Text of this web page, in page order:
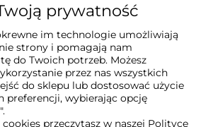
prywatność
im technologie umożliwiają
strony i pomagają nam
do Twoich potrzeb. Możesz
przez nas wszystkich
do sklepu lub dostosować użycie
preferencji, wybierając opcję
przeczytasz w naszej Polityce